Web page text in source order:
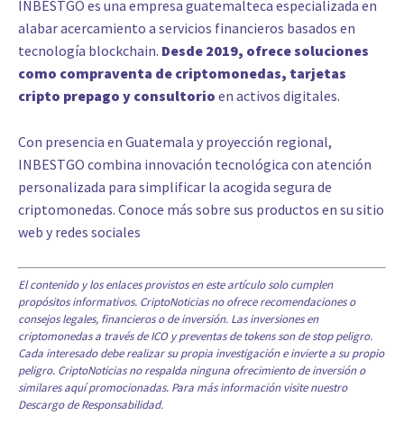
INBESTGO es una empresa guatemalteca especializada en
alabar acercamiento a servicios financieros basados en
tecnología blockchain. Desde 2019, ofrece soluciones
como compraventa de criptomonedas, tarjetas
cripto prepago y consultorio en activos digitales.
Con presencia en Guatemala y proyección regional,
INBESTGO combina innovación tecnológica con atención
personalizada para simplificar la acogida segura de
criptomonedas. Conoce más sobre sus productos en su sitio
web y redes sociales
El contenido y los enlaces provistos en este artículo solo cumplen
propósitos informativos. CriptoNoticias no ofrece recomendaciones o
consejos legales, financieros o de inversión. Las inversiones en
criptomonedas a través de ICO y preventas de tokens son de stop peligro.
Cada interesado debe realizar su propia investigación e invierte a su propio
peligro. CriptoNoticias no respalda ninguna ofrecimiento de inversión o
similares aquí promocionadas. Para más información visite nuestro
Descargo de Responsabilidad.